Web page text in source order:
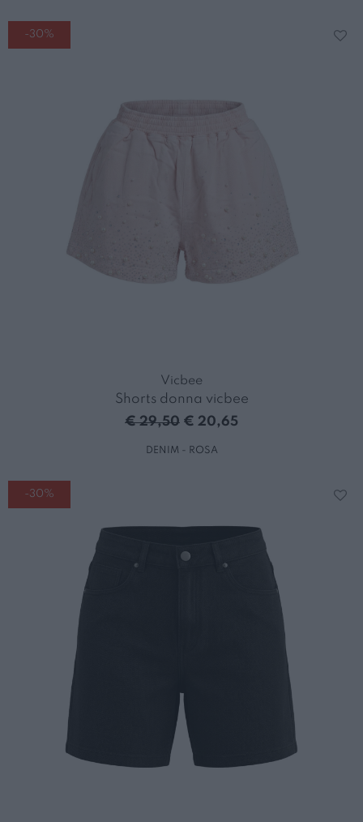
-30%
Vicbee
Shorts donna vicbee
€ 29,50 € 20,65
DENIM - ROSA
-30%